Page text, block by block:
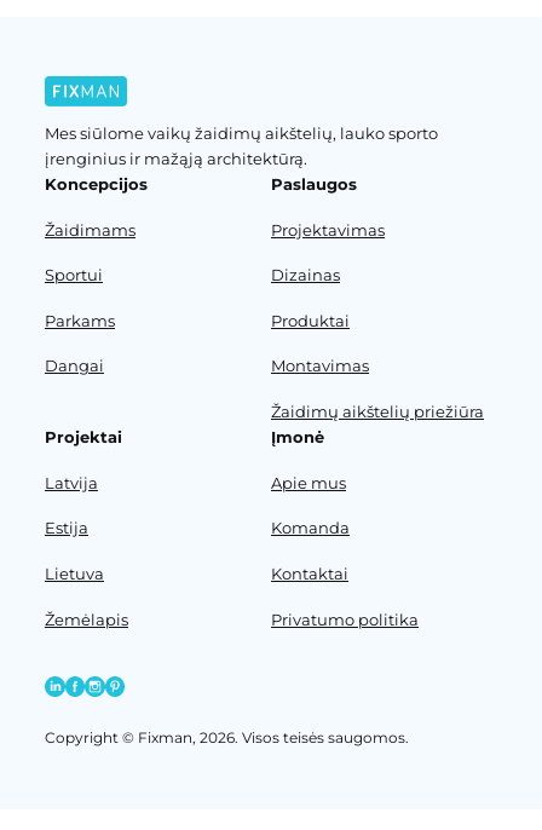
Mes siūlome vaikų žaidimų aikštelių, lauko sporto
įrenginius ir mažąją architektūrą.
Koncepcijos
Žaidimams
Sportui
Parkams
Dangai
Paslaugos
Projektavimas
Dizainas
Produktai
Montavimas
Žaidimų aikštelių priežiūra
Projektai
Latvija
Estija
Lietuva
Žemėlapis
Įmonė
Apie mus
Komanda
Kontaktai
Privatumo politika
Copyright © Fixman, 2026. Visos teisės saugomos.